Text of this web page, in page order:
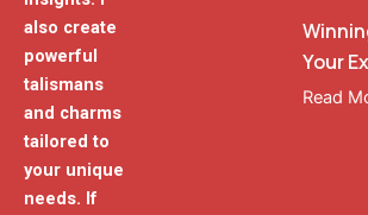
also create
powerful
talismans
and charms
tailored to
your unique
needs. If
Your Ex
Read